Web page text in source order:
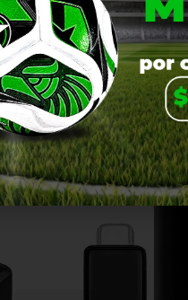
EN PROMOCIÓN